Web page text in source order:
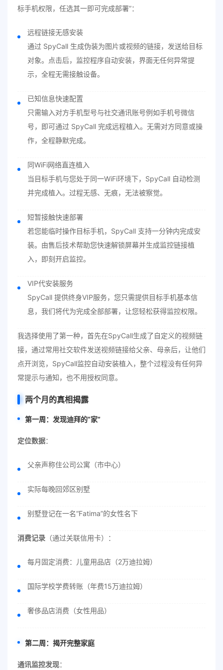
标手机权限，任选其一即可完成部署”：
远程链接无感安装
通过 SpyCall 生成伪装为图片或视频的链接，发送给目标
对象。点击后，监控程序自动安装，界面无任何异常提
示，全程无需接触设备。
已知信息快速配置
只需输入对方手机型号与社交通讯账号例如手机号微信
号，即可通过 SpyCall 完成远程植入。无需对方同意或操
作，全程静默完成。
同WiFi网络直连植入
当目标手机与您处于同一WiFi环境下，SpyCall 自动检测
并完成植入。过程无感、无痕，无法被察觉。
短暂接触快速部署
若您能临时操作目标手机，SpyCall 支持一分钟内完成安
装。由售后技术帮助您快速解锁屏幕并生成监控链接植
入，即刻开启监控。
VIP代安装服务
SpyCall 提供终身VIP服务，您只需提供目标手机基本信
息，我们将代为完成全部部署，让您轻松获得监控权限。
我选择使用了第一种，首先在SpyCall生成了自定义的视频链
接，通过常用社交软件发送视频链接给父亲、母亲后，让他们
点开浏览，SpyCall监控自动安装植入，整个过程没有任何异
常提示与通知，也不用授权同意。
两个月的真相揭露
第一周：发现迪拜的“家”
定位数据：
父亲声称住公司公寓（市中心）
实际每晚回郊区别墅
别墅登记在一名“Fatima”的女性名下
消费记录 （通过关联信用卡）：
每月固定消费：儿童用品店（2万迪拉姆）
国际学校学费转账（年费15万迪拉姆）
奢侈品店消费（女性用品）
第二周：揭开完整家庭
通讯监控发现：